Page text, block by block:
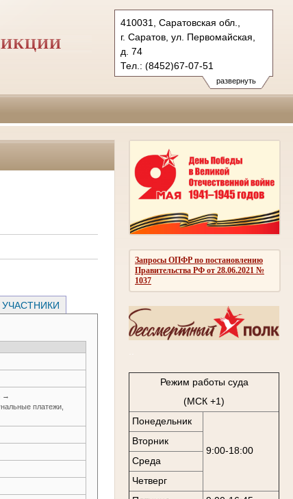
развернуть
410031, Саратовская обл.,
г. Саратов, ул. Первомайская,
д. 74
Тел.: (8452)67-07-51
(8452)98-28-84
(8452)98-33-51
Запросы ОПФР по постановлению
Правительства РФ от 28.06.2021 №
1037
Режим работы суда
(МСК +1)
Понедельник
9:00-18:00
Вторник
Среда
Четверг
УЧАСТНИКИ
→
платежи,